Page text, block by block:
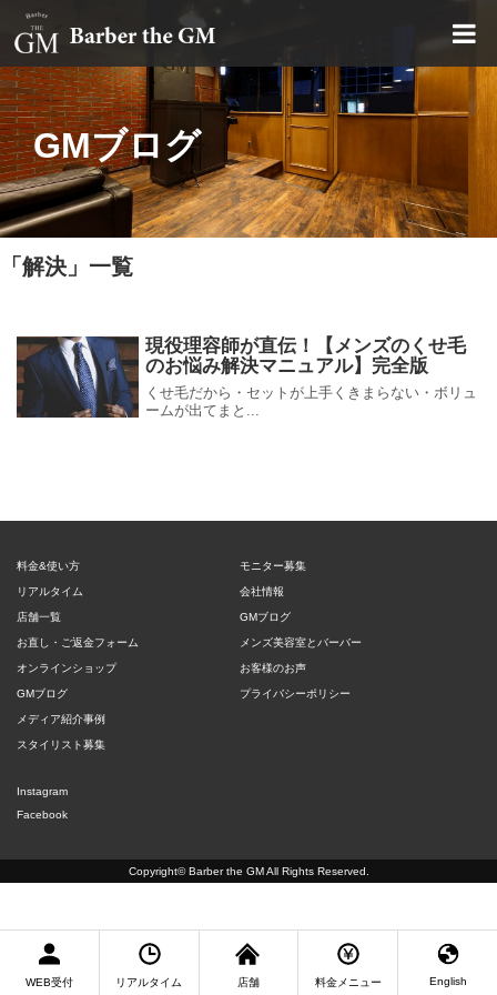
大阪・本町｜大人の散髪屋
GMブログ
「 解決 」 一覧
現役理容師が直伝！【メンズのくせ毛
のお悩み解決マニュアル】完全版
くせ毛だから・セットが上手くきまらない・ボリュ
ームが出てまと...
料金&使い方
リアルタイム
店舗一覧
お直し・ご返金フォーム
オンラインショップ
GMブログ
メディア紹介事例
スタイリスト募集
モニター募集
会社情報
GMブログ
メンズ美容室とバーバー
お客様のお声
プライバシーポリシー
Instagram
Facebook
Copyright©Barber the GMAll Rights Reserved.
WEB受付 リアルタイム 店舗 料金メニュー English